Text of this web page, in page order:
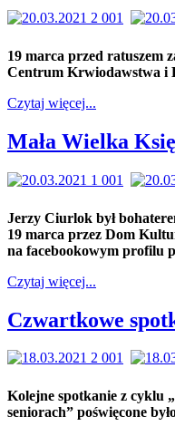
19 marca przed ratuszem
Centrum Krwiodawstwa i
Czytaj więcej...
Mała Wielka
Jerzy Ciurlok był
19 marca przez Dom
na facebookowym profilu
Czytaj więcej...
Czwartkowe
Kolejne spotkanie z cyklu
seniorach” poświęcone